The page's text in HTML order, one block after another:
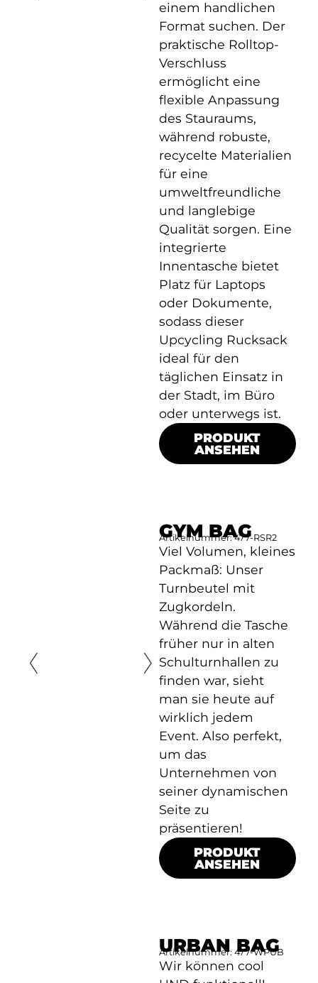
einem handlichen
Format suchen. Der
praktische Rolltop-
Verschluss
ermöglicht eine
flexible Anpassung
des Stauraums,
während robuste,
recycelte Materialien
für eine
umweltfreundliche
und langlebige
Qualität sorgen. Eine
integrierte
Innentasche bietet
Platz für Laptops
oder Dokumente,
sodass dieser
Upcycling Rucksack
ideal für den
täglichen Einsatz in
der Stadt, im Büro
oder unterwegs ist.
PRODUKT
ANSEHEN
GYM BAG
Artikelnummer: 477-RSR2
Viel Volumen, kleines
Packmaß: Unser
Turnbeutel mit
Zugkordeln.
Während die Tasche
früher nur in alten
Schulturnhallen zu
finden war, sieht
man sie heute auf
wirklich jedem
Event. Also perfekt,
um das
Unternehmen von
seiner dynamischen
Seite zu
präsentieren!
PRODUKT
ANSEHEN
URBAN BAG
Artikelnummer: 477-WPUB
Wir können cool